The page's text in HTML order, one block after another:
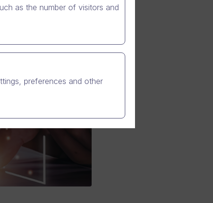
as the number of visitors and
preferences and other